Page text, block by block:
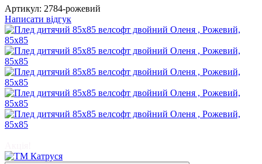
Артикул: 2784-рожевий
Написати відгук